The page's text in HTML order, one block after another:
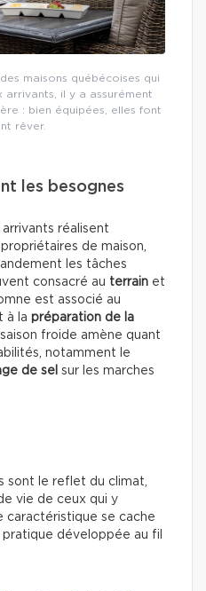
maisons québécoises qui
arrivants, il y a assurément
: bien équipées, elles font
rêver.
les besognes
arrivants réalisent
de maison,
les tâches
consacré au terrain et
est associé au
à la préparation de la
froide amène quant
notamment le
de sel sur les marches
sont le reflet du climat,
vie de ceux qui y
caractéristique se cache
développée au fil